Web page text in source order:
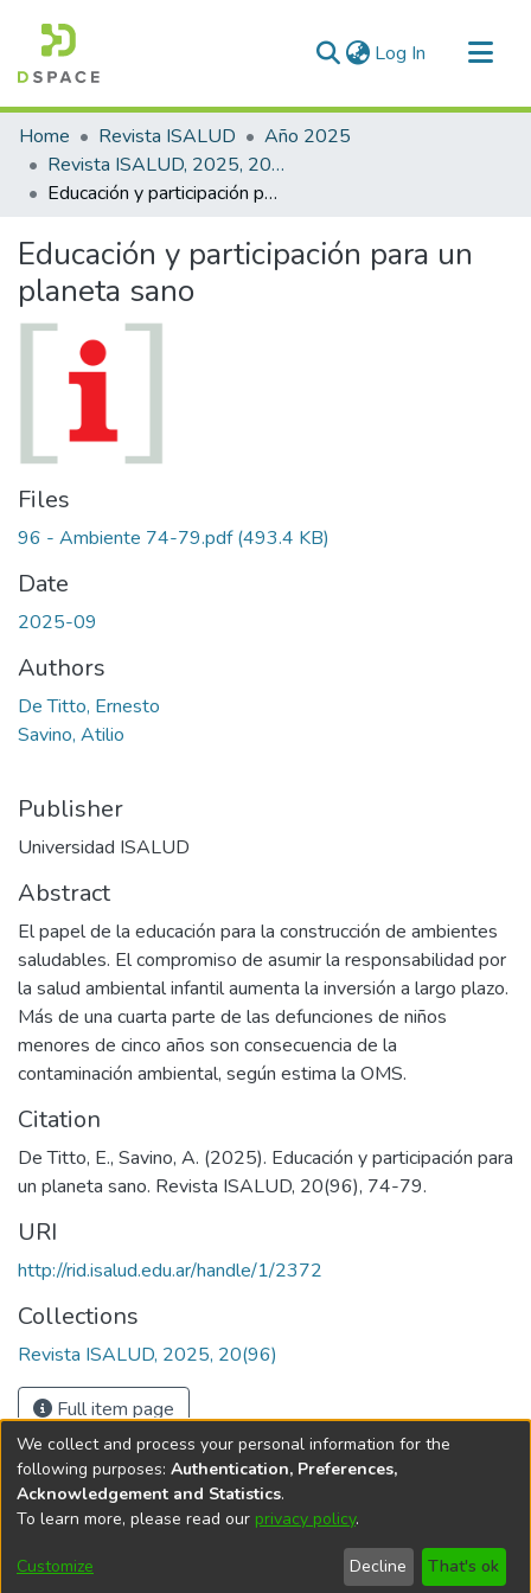
Log In (current)
Communities & Collections
All of DSpace
Statistics
Home Revista ISALUD
Año 2025
Revista ISALUD, 2025, 20(96)
Educación y participación para un planeta sano
Educación y participación para un
planeta sano
Files
96 - Ambiente 74-79.pdf(493.4 KB)
Date
2025-09
Authors
De Titto, Ernesto
Savino, Atilio
Publisher
Universidad ISALUD
Abstract
El papel de la educación para la construcción de ambientes
saludables. El compromiso de asumir la responsabilidad por
la salud ambiental infantil aumenta la inversión a largo plazo.
Más de una cuarta parte de las defunciones de niños
menores de cinco años son consecuencia de la
contaminación ambiental, según estima la OMS.
Citation
De Titto, E., Savino, A. (2025). Educación y participación para
un planeta sano. Revista ISALUD, 20(96), 74-79.
URI
http://rid.isalud.edu.ar/handle/1/2372
Collections
Revista ISALUD, 2025, 20(96)
Full item page
DSpace softwarecopyright © 2002-2026
Cookie
End User
Agreement
Send
Feedback
We collect and process your personal information for the
following purposes: Authentication, Preferences,
Acknowledgement and Statistics.
To learn more, please read our privacy policy.
Customize Decline That's ok